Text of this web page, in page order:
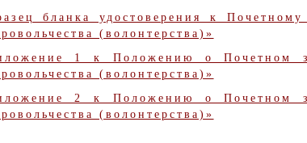
бланка удостоверения к
(волонтерства)»
1 к Положению о Почетном
(волонтерства)»
2 к Положению о Почетном
(волонтерства)»